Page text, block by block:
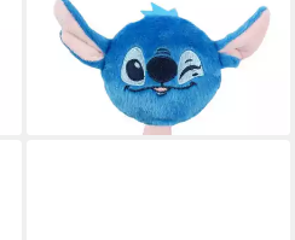
14,90 €
21,30 €
-30%
lieferbar - in 5-6 Werktagen bei dir